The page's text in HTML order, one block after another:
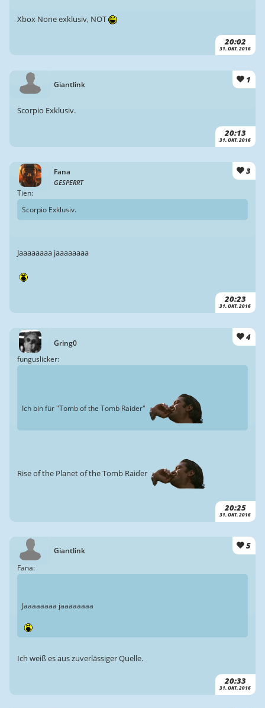
20:02
31. OKT. 2016
Xbox None exklusiv, NOT
Giantlink 1
20:13
31. OKT. 2016
Scorpio Exklusiv.
Fana
GESPERRT
3
20:23
31. OKT. 2016
Tien:
Scorpio Exklusiv.
Jaaaaaaaa jaaaaaaaa
Gring0
4
20:25
31. OKT. 2016
funguslicker:
Ich bin für "Tomb of the Tomb Raider"
Rise of the Planet of the Tomb Raider
Giantlink 5
20:33
31. OKT. 2016
Fana:
Jaaaaaaaa jaaaaaaaa
Ich weiß es aus zuverlässiger Quelle.